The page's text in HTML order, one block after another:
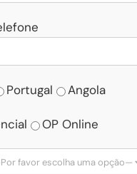
Portugal Angola
OP Online